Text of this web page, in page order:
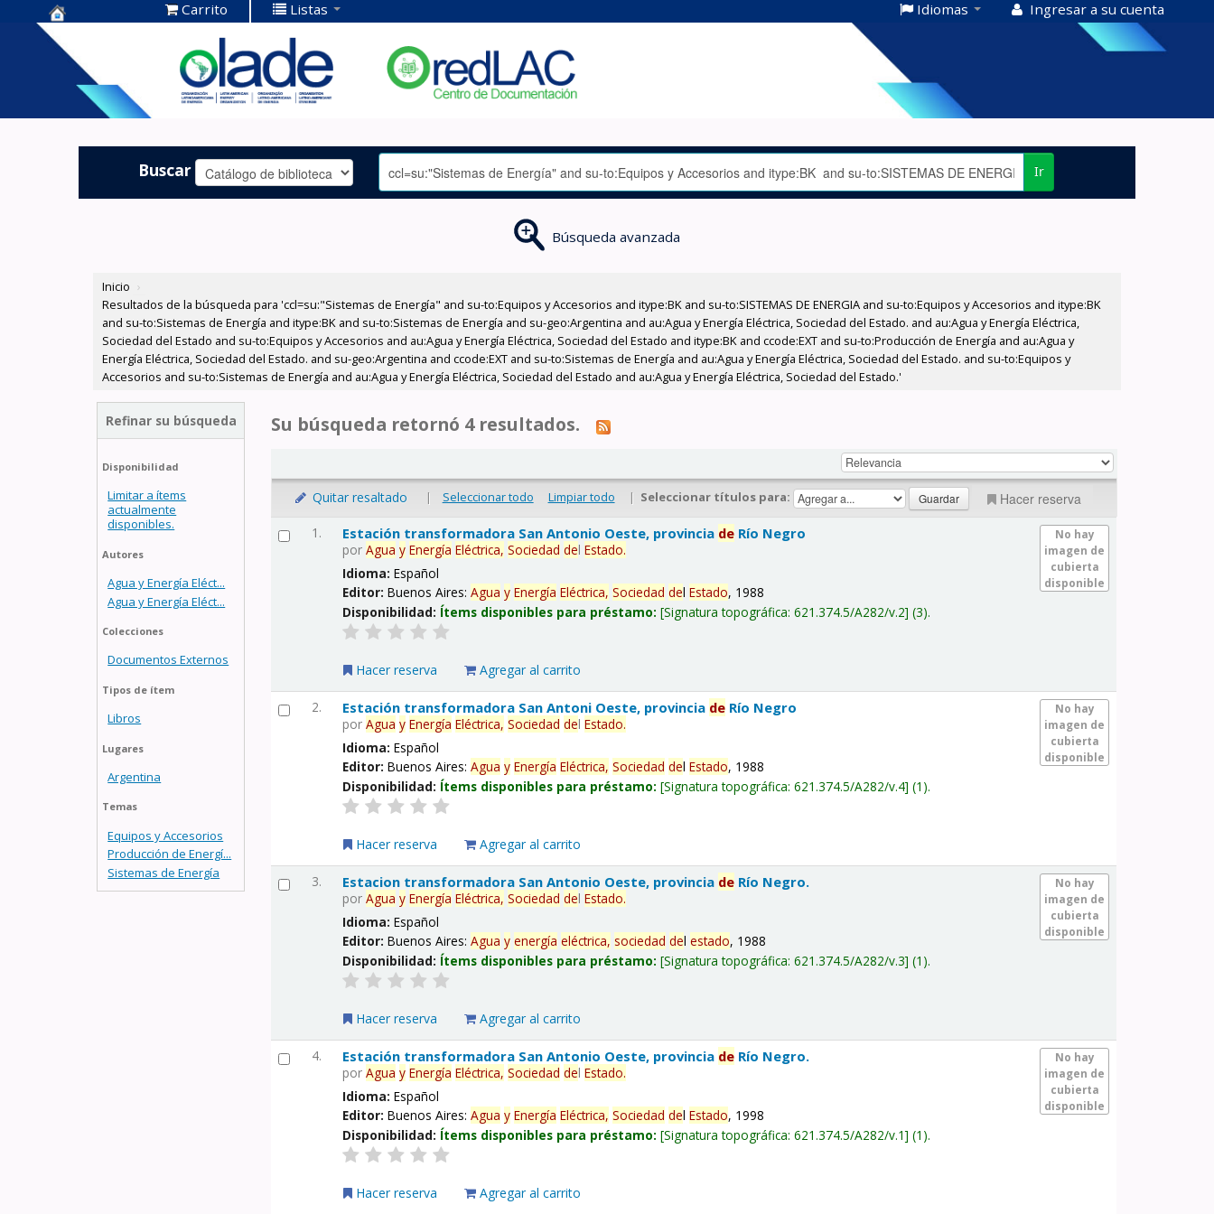
Centro de
Documentación
OLADE -
Carrito Listas Idiomas Ingresar a su cuenta
Buscar Ir
Búsqueda avanzada
Inicio ›
Resultados de la búsqueda para 'ccl=su:"Sistemas de Energía" and su-to:Equipos y Accesorios and itype:BK and su-to:SISTEMAS DE ENERGIA and su-to:Equipos y Accesorios and itype:BK
and su-to:Sistemas de Energía and itype:BK and su-to:Sistemas de Energía and su-geo:Argentina and au:Agua y Energía Eléctrica, Sociedad del Estado. and au:Agua y Energía Eléctrica,
Sociedad del Estado and su-to:Equipos y Accesorios and au:Agua y Energía Eléctrica, Sociedad del Estado and itype:BK and ccode:EXT and su-to:Producción de Energía and au:Agua y
Energía Eléctrica, Sociedad del Estado. and su-geo:Argentina and ccode:EXT and su-to:Sistemas de Energía and au:Agua y Energía Eléctrica, Sociedad del Estado. and su-to:Equipos y
Accesorios and su-to:Sistemas de Energía and au:Agua y Energía Eléctrica, Sociedad del Estado and au:Agua y Energía Eléctrica, Sociedad del Estado.'
Refinar su búsqueda
Disponibilidad
Limitar a ítems
actualmente
disponibles.
Autores
Agua y Energía Eléct...
Agua y Energía Eléct...
Colecciones
Documentos Externos
Tipos de ítem
Libros
Lugares
Argentina
Temas
Equipos y Accesorios
Producción de Energí...
Sistemas de Energía
Su búsqueda retornó 4 resultados.
Quitar resaltado | Seleccionar todo Limpiar todo | Seleccionar títulos para: Hacer reserva
1.
No hay
imagen de
cubierta
disponible
Estación transformadora San Antonio Oeste, provincia de Río Negro
porAgua y Energía Eléctrica, Sociedad delEstado.
Idioma:Español
Editor:Buenos Aires:Agua y Energía Eléctrica, Sociedad delEstado, 1988
Disponibilidad: Ítems disponibles para préstamo: Signatura topográfica:621.374.5/A282/v.2 (3).
Hacer reserva Agregar al carrito
2.
No hay
imagen de
cubierta
disponible
Estación transformadora San Antoni Oeste, provincia de Río Negro
porAgua y Energía Eléctrica, Sociedad delEstado.
Idioma:Español
Editor:Buenos Aires:Agua y Energía Eléctrica, Sociedad delEstado, 1988
Disponibilidad: Ítems disponibles para préstamo: Signatura topográfica:621.374.5/A282/v.4 (1).
Hacer reserva Agregar al carrito
3.
No hay
imagen de
cubierta
disponible
Estacion transformadora San Antonio Oeste, provincia de Río Negro.
porAgua y Energía Eléctrica, Sociedad delEstado.
Idioma:Español
Editor:Buenos Aires:Agua y energía eléctrica, sociedad delestado, 1988
Disponibilidad: Ítems disponibles para préstamo: Signatura topográfica:621.374.5/A282/v.3 (1).
Hacer reserva Agregar al carrito
4.
No hay
imagen de
cubierta
disponible
Estación transformadora San Antonio Oeste, provincia de Río Negro.
porAgua y Energía Eléctrica, Sociedad delEstado.
Idioma:Español
Editor:Buenos Aires:Agua y Energía Eléctrica, Sociedad delEstado, 1998
Disponibilidad: Ítems disponibles para préstamo: Signatura topográfica:621.374.5/A282/v.1 (1).
Hacer reserva Agregar al carrito